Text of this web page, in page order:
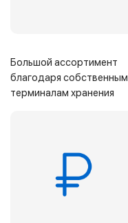
Большой ассортимент
благодаря собственным
терминалам хранения